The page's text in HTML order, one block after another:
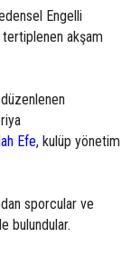
Engelli
tertiplenen akşam
Efe, kulüp yönetim
sporcular ve
bulundular.